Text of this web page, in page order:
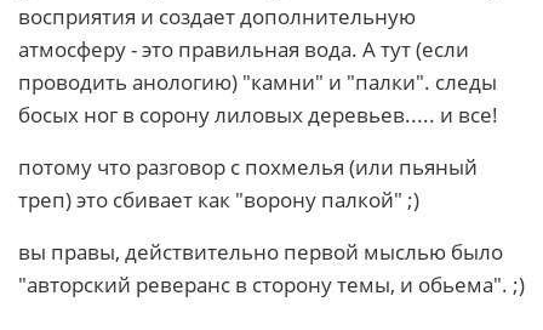
восприятия и создает дополнительную
атмосферу - это правильная вода. А тут (если
проводить анологию) "камни" и "палки". следы
босых ног в сорону лиловых деревьев..... и все!
потому что разговор с похмелья (или пьяный
треп) это сбивает как "ворону палкой" ;)
вы правы, действительно первой мыслью было
"авторский реверанс в сторону темы, и обьема". ;)